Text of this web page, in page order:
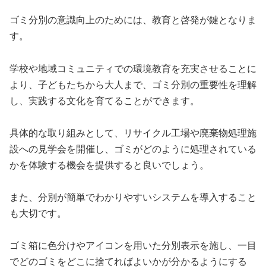
ゴミ分別の意識向上のためには、教育と啓発が鍵となりま
す。
学校や地域コミュニティでの環境教育を充実させることに
より、子どもたちから大人まで、ゴミ分別の重要性を理解
し、実践する文化を育てることができます。
具体的な取り組みとして、リサイクル工場や廃棄物処理施
設への見学会を開催し、ゴミがどのように処理されている
かを体験する機会を提供すると良いでしょう。
また、分別が簡単でわかりやすいシステムを導入すること
も大切です。
ゴミ箱に色分けやアイコンを用いた分別表示を施し、一目
でどのゴミをどこに捨てればよいかが分かるようにする